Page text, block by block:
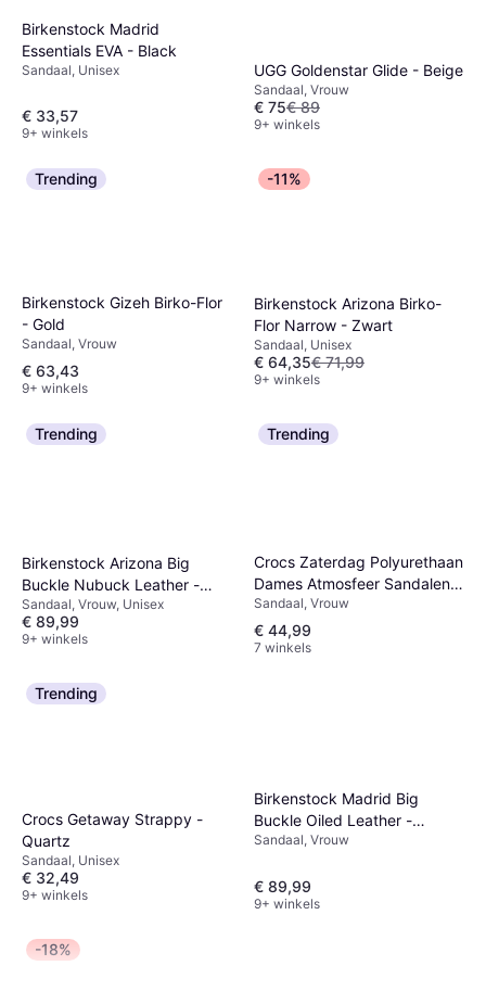
Birkenstock Madrid
Essentials EVA - Black
Sandaal, Unisex
€ 33,57
9+ winkels
UGG Goldenstar Glide - Beige
Sandaal, Vrouw
€ 75€ 89
9+ winkels
Trending
Birkenstock Gizeh Birko-Flor
- Gold
Sandaal, Vrouw
€ 63,43
9+ winkels
-11%
Birkenstock Arizona Birko-
Flor Narrow - Zwart
Sandaal, Unisex
€ 64,35€ 71,99
9+ winkels
Trending
Birkenstock Arizona Big
Buckle Nubuck Leather -
Black
Sandaal, Vrouw, Unisex
€ 89,99
9+ winkels
Trending
Crocs Zaterdag Polyurethaan
Dames Atmosfeer Sandalen -
Grijs
Sandaal, Vrouw
€ 44,99
7 winkels
Trending
Crocs Getaway Strappy -
Quartz
Sandaal, Unisex
€ 32,49
9+ winkels
Birkenstock Madrid Big
Buckle Oiled Leather -
Cognac
Sandaal, Vrouw
€ 89,99
9+ winkels
-18%